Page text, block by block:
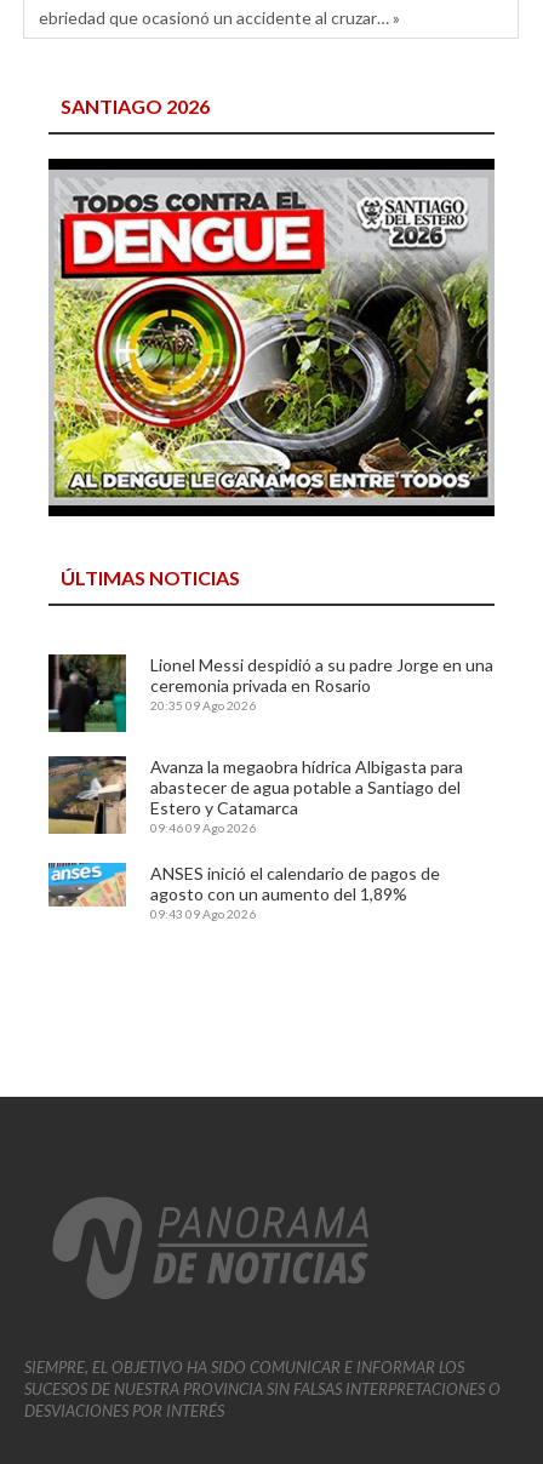
ebriedad que ocasionó un accidente al cruzar… »
SANTIAGO 2026
ÚLTIMAS NOTICIAS
Lionel Messi despidió a su padre Jorge en una
ceremonia privada en Rosario
20:35 09 Ago 2026
Avanza la megaobra hídrica Albigasta para
abastecer de agua potable a Santiago del
Estero y Catamarca
09:4609 Ago 2026
ANSES inició el calendario de pagos de
agosto con un aumento del 1,89%
09:43 09 Ago 2026
SIEMPRE, EL OBJETIVO HA SIDO COMUNICAR E INFORMAR LOS
SUCESOS DE NUESTRA PROVINCIA SIN FALSAS INTERPRETACIONES O
DESVIACIONES POR INTERÉS